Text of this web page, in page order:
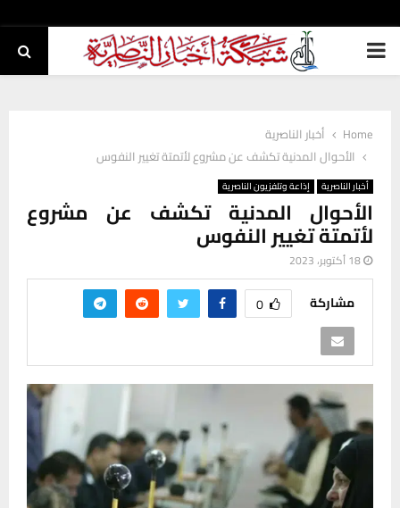
PRIMARY
Home
أخبار الناصرية
الأحوال المدنية تكشف عن مشروع لأتمتة تغيير النفوس
أخبار الناصرية إذاعة وتلفزيون الناصرية
الأحوال المدنية تكشف عن مشروع
لأتمتة تغيير النفوس
18 أكتوبر، 2023
مشاركة 0